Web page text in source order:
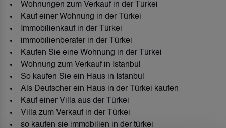
Wohnungen zum Verkauf in der Türkei
Kauf einer Wohnung in der Türkei
Immobilienkauf in der Türkei
immobilienberater in der Türkei
Kaufen Sie eine Wohnung in der Türkei
Wohnung zum Verkauf in Istanbul
So kaufen Sie ein Haus in Istanbul
Als Deutscher ein Haus in der Türkei kaufen
Kauf einer Villa aus der Türkei
Villa zum Verkauf in der Türkei
so kaufen sie immobilien in der türkei